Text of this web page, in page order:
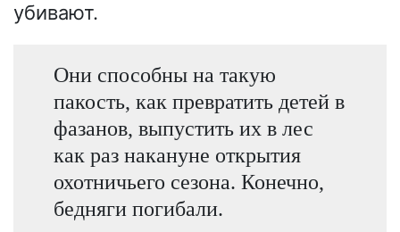
убивают.
Они способны на такую
пакость, как превратить детей в
фазанов, выпустить их в лес
как раз накануне открытия
охотничьего сезона. Конечно,
бедняги погибали.